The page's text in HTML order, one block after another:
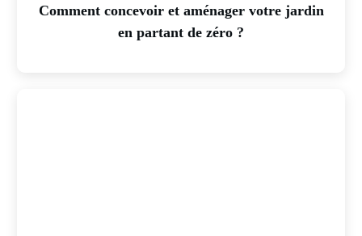
Comment concevoir et aménager votre jardin
en partant de zéro ?